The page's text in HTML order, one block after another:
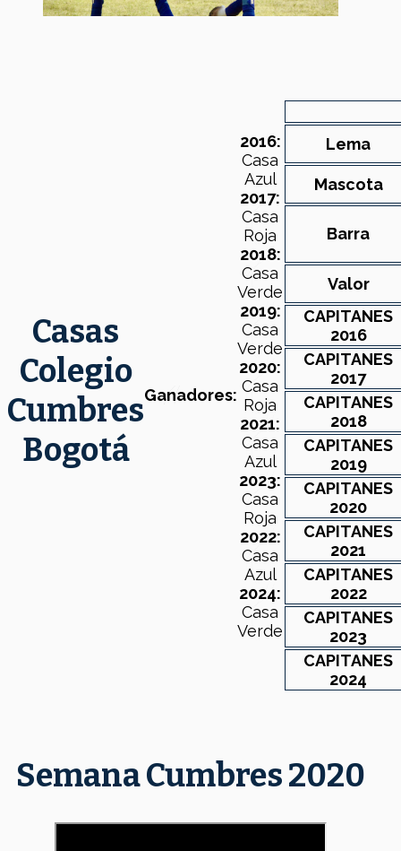
Casas
Colegio
Cumbres
Bogotá
Ganadores:
2016:
Casa
Azul
2017:
Casa
Roja
2018:
Casa
Verde
2019:
Casa
Verde
2020:
Casa
Roja
2021:
Casa
Azul
2023:
Casa
Roja
2022:
Casa
Azul
2024:
Casa
Verde
Lema
Mascota
Barra
Valor
CAPITANES
2016
CAPITANES
2017
CAPITANES
2018
CAPITANES
2019
CAPITANES
2020
CAPITANES
2021
CAPITANES
2022
CAPITANES
2023
CAPITANES
2024
Semana Cumbres 2020